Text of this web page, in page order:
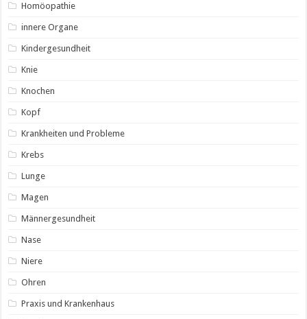
Homöopathie
innere Organe
Kindergesundheit
Knie
Knochen
Kopf
Krankheiten und Probleme
Krebs
Lunge
Magen
Männergesundheit
Nase
Niere
Ohren
Praxis und Krankenhaus